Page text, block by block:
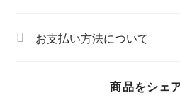
お支払い方法について
商品をシェ